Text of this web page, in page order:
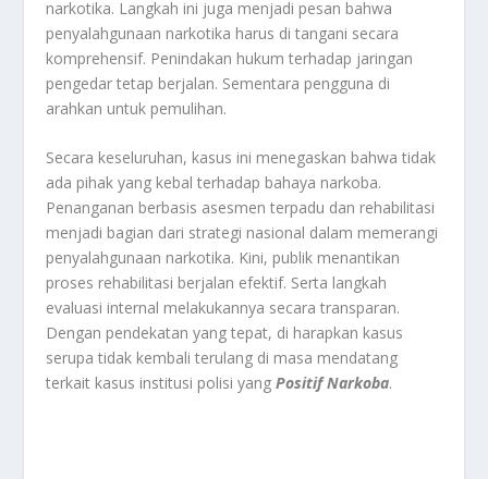
narkotika. Langkah ini juga menjadi pesan bahwa
penyalahgunaan narkotika harus di tangani secara
komprehensif. Penindakan hukum terhadap jaringan
pengedar tetap berjalan. Sementara pengguna di
arahkan untuk pemulihan.
Secara keseluruhan, kasus ini menegaskan bahwa tidak
ada pihak yang kebal terhadap bahaya narkoba.
Penanganan berbasis asesmen terpadu dan rehabilitasi
menjadi bagian dari strategi nasional dalam memerangi
penyalahgunaan narkotika. Kini, publik menantikan
proses rehabilitasi berjalan efektif. Serta langkah
evaluasi internal melakukannya secara transparan.
Dengan pendekatan yang tepat, di harapkan kasus
serupa tidak kembali terulang di masa mendatang
terkait kasus institusi polisi yangPositif Narkoba.